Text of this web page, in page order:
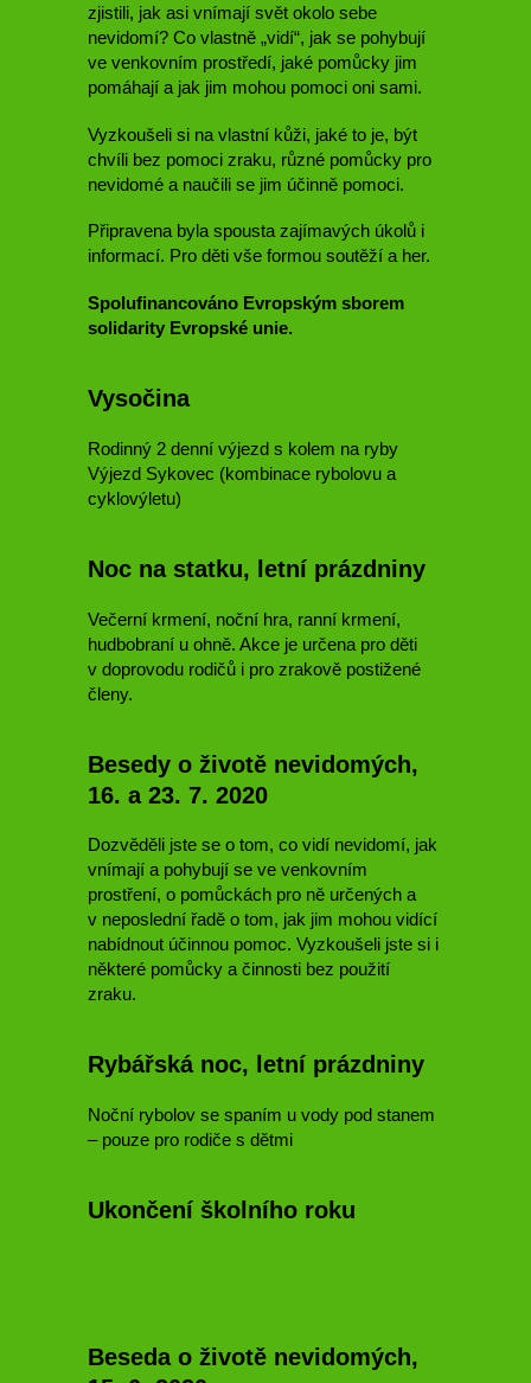
zjistili, jak asi vnímají svět okolo sebe
nevidomí? Co vlastně „vidí“, jak se pohybují
ve venkovním prostředí, jaké pomůcky jim
pomáhají a jak jim mohou pomoci oni sami.
Vyzkoušeli si na vlastní kůži, jaké to je, být
chvíli bez pomoci zraku, různé pomůcky pro
nevidomé a naučili se jim účinně pomoci.
Připravena byla spousta zajímavých úkolů i
informací. Pro děti vše formou soutěží a her.
Spolufinancováno Evropským sborem
solidarity Evropské unie.
Vysočina
Rodinný 2 denní výjezd s kolem na ryby
Výjezd Sykovec (kombinace rybolovu a
cyklovýletu)
Noc na statku, letní prázdniny
Večerní krmení, noční hra, ranní krmení,
hudbobraní u ohně. Akce je určena pro děti
v doprovodu rodičů i pro zrakově postižené
členy.
Besedy o životě nevidomých,
16. a 23. 7. 2020
Dozvěděli jste se o tom, co vidí nevidomí, jak
vnímají a pohybují se ve venkovním
prostření, o pomůckách pro ně určených a
v neposlední řadě o tom, jak jim mohou vidící
nabídnout účinnou pomoc. Vyzkoušeli jste si i
některé pomůcky a činnosti bez použití
zraku.
Rybářská noc, letní prázdniny
Noční rybolov se spaním u vody pod stanem
– pouze pro rodiče s dětmi
Ukončení školního roku
Beseda o životě nevidomých,